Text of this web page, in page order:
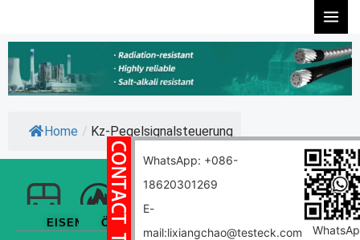
WhatsApp: +086-
18620301269
E-
mail:lixiangchao@testeck.com
springen
Home / Kz-Pegelsignalsteuerung
EISENBAHNÖLBENZIN NUKLEAR